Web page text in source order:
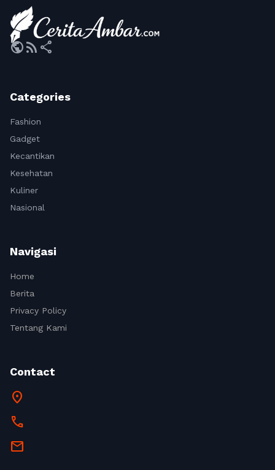
publicrss_feed share
Categories
Fashion
Gadget
Kecantikan
Kesehatan
Kuliner
Nasional
Navigasi
Home
Berita
Privacy Policy
Tentang Kami
Contact
location_on
call
mail